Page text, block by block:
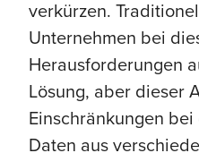
verkürzen.
Unternehmen bei
Herausforderungen
Lösung, aber dieser
Einschränkungen
Daten aus